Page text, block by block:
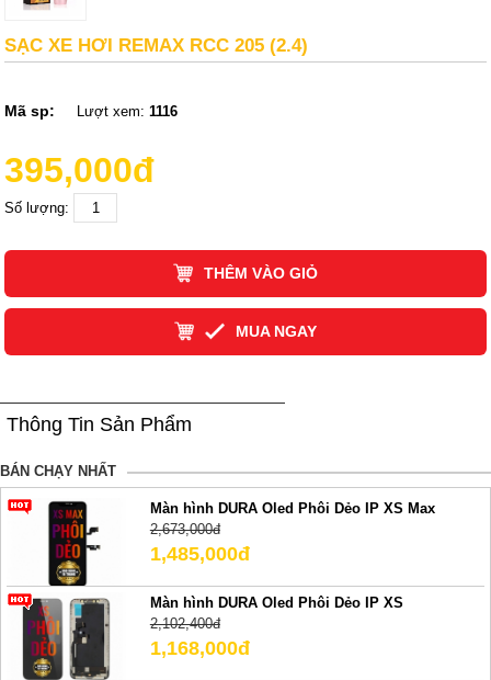
SẠC XE HƠI REMAX RCC 205 (2.4)
Mã sp: Lượt xem:1116
395,000đ
Số lượng:
THÊM VÀO GIỎ
MUA NGAY
Thông Tin Sản Phẩm
BÁN CHẠY NHẤT
Màn hình DURA Oled Phôi Dẻo IP XS Max
2,673,000đ
1,485,000đ
Màn hình DURA Oled Phôi Dẻo IP XS
2,102,400đ
1,168,000đ